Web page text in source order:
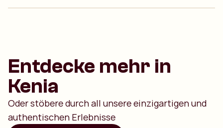
Entdecke mehr in
Kenia
Oder stöbere durch all unsere einzigartigen und
authentischen Erlebnisse